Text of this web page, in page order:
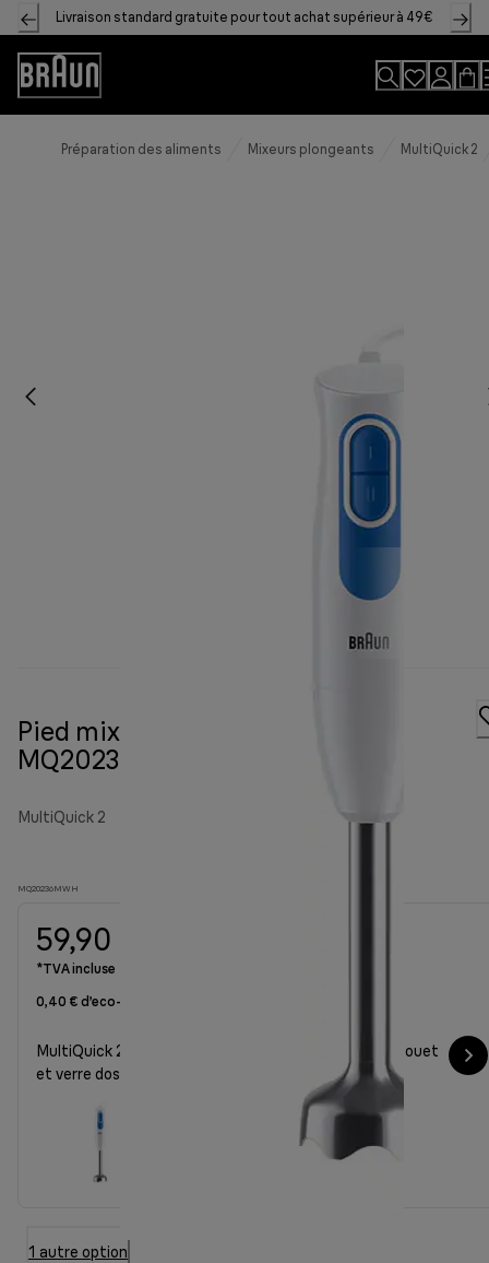
Skip
to
Content
Livraison standard gratuite pour tout achat supérieur à 49€
Accessibility
Statement
Préparation des aliments Mixeurs plongeants MultiQuick 2
Pied mixeur MultiQuick 2
MQ20236MWH
MultiQuick 2
MQ20236MWH
59,90 €
*TVA incluse
0,40 € d’eco-part
MultiQuick 20236MWH avec bol hachoir de 500 ml, fouet
et verre doseur
1 autre option